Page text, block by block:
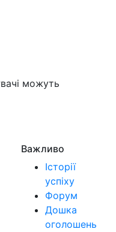
можуть
Важливо
Історії
успіху
Форум
Дошка
оголошень